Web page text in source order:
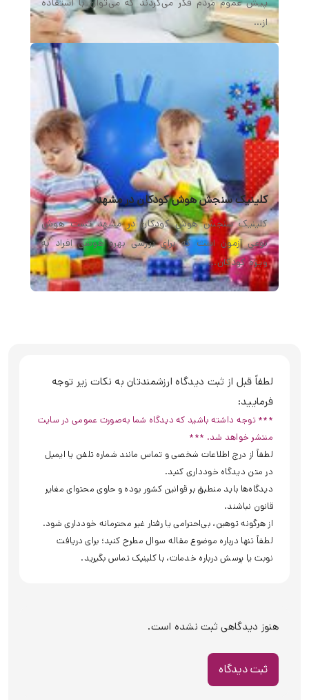
پیش عموم مردم فكر می‌كردند كه می‌توان با استفاده
از…
کلینیک سنجش هوش کودکان در مشهد
کلینیک سنجش هوش کودکان در مشهد تست هوش
نوعی آزمون است که برای بررسی بهره هوشی افراد به
ویژه کودکان…
لطفاً قبل از ثبت دیدگاه ارزشمندتان به نکات زیر توجه
فرمایید:
*** توجه داشته باشید که دیدگاه شما به‌صورت عمومی در سایت
منتشر خواهد شد. ***
لطفاً از درج اطلاعات شخصی و تماس مانند شماره تلفن یا ایمیل
در متن دیدگاه خودداری کنید.
دیدگاه‌ها باید منطبق بر قوانین کشور بوده و حاوی محتوای مغایر
قانون نباشند.
از هرگونه توهین، بی‌احترامی یا رفتار غیر محترمانه خودداری شود.
لطفاً تنها درباره موضوع مقاله سوال مطرح کنید؛ برای دریافت
نوبت یا پرسش درباره خدمات، با کلینیک تماس بگیرید.
هنوز دیدگاهی ثبت نشده است.
ثبت دیدگاه